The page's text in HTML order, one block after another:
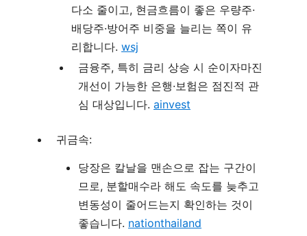
다소 줄이고, 현금흐름이 좋은 우량주·
배당주·방어주 비중을 늘리는 쪽이 유
리합니다. wsj
금융주, 특히 금리 상승 시 순이자마진
개선이 가능한 은행·보험은 점진적 관
심 대상입니다. ainvest
귀금속:
당장은 칼날을 맨손으로 잡는 구간이
므로, 분할매수라 해도 속도를 늦추고
변동성이 줄어드는지 확인하는 것이
좋습니다. nationthailand